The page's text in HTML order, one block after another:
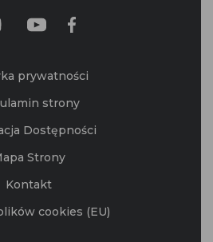
prywatności
strony
Dostępności
Strony
Kontakt
cookies (EU)